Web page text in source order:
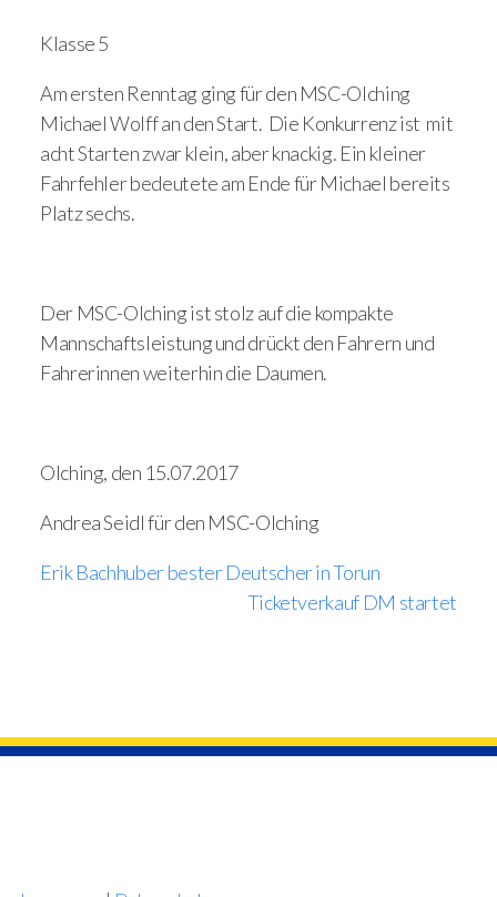
Klasse 5
Am ersten Renntag ging für den MSC-Olching
Michael Wolff an den Start. Die Konkurrenz ist mit
acht Starten zwar klein, aber knackig. Ein kleiner
Fahrfehler bedeutete am Ende für Michael bereits
Platz sechs.
Der MSC-Olching ist stolz auf die kompakte
Mannschaftsleistung und drückt den Fahrern und
Fahrerinnen weiterhin die Daumen.
Olching, den 15.07.2017
Andrea Seidl für den MSC-Olching
Erik Bachhuber bester Deutscher in Torun
Ticketverkauf DM startet